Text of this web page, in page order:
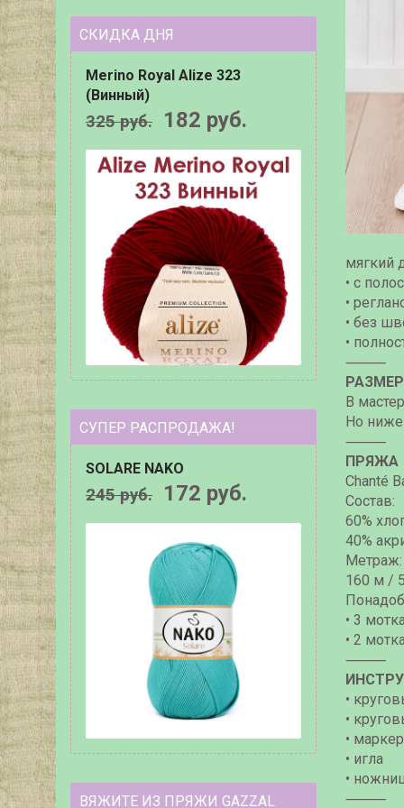
мягкий
• с
•
• без
•
⸻
РАЗМЕР
В
Но ниже
⸻
ПРЯЖА
Chanté
Состав:
60%
40%
Метраж:
160 м /
• 3
• 2
⸻
•
•
•
• игла
•
⸻
СКИДКА ДНЯ
Merino Royal Alize 323
(Винный)
325руб. 182 руб.
СУПЕР РАСПРОДАЖА!
SOLARE NAKO
245 руб. 172 руб.
ВЯЖИТЕ ИЗ ПРЯЖИ GAZZAL